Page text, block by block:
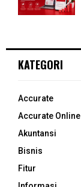
KATEGORI
Accurate
Accurate Online
Akuntansi
Bisnis
Fitur